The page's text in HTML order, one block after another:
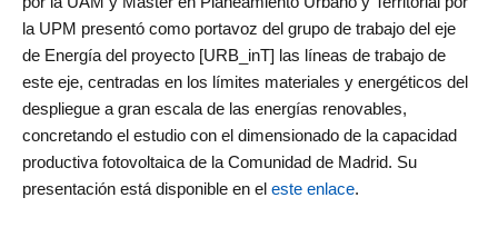
la UPM presentó como portavoz del grupo de trabajo del eje
de Energía del proyecto [URB_inT] las líneas de trabajo de
este eje, centradas en los límites materiales y energéticos del
despliegue a gran escala de las energías renovables,
concretando el estudio con el dimensionado de la capacidad
productiva fotovoltaica de la Comunidad de Madrid. Su
presentación está disponible en el este enlace.